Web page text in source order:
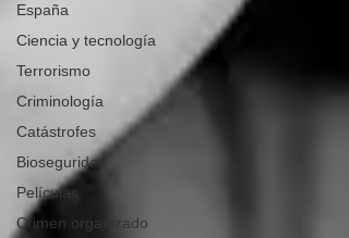
España
Ciencia y tecnología
Terrorismo
Criminología
Catástrofes
Bioseguridad
Películas
Crimen organizado